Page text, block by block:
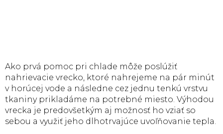
Ako prvá pomoc pri chlade môže poslúžiť
nahrievacie vrecko, ktoré nahrejeme na pár minút
v horúcej vode a následne cez jednu tenkú vrstvu
tkaniny prikladáme na potrebné miesto. Výhodou
vrecka je predovšetkým aj možnosť ho vziať so
sebou a využiť jeho dlhotrvajúce uvoľňovanie tepla.